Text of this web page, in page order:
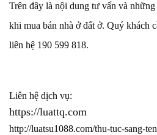
Trên đây là nội dung tư vấn và
khi mua bán nhà ở đất ở. Quý khách
liên hệ 190 599 818.
Liên hệ dịch vụ:
https://luattq.com
http://luatsu1088.com/thu-tuc-sang-